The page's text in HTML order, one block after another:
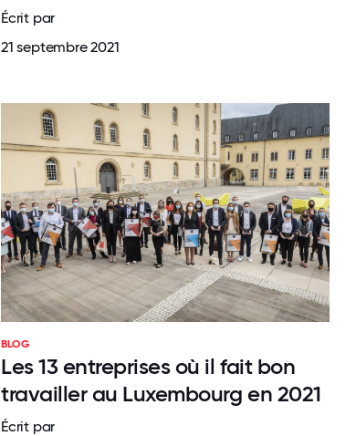
Écrit par
21 septembre 2021
BLOG
Les 13 entreprises où il fait bon
travailler au Luxembourg en 2021
Écrit par